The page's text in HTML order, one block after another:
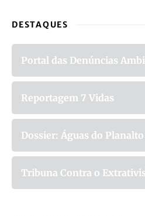
DESTAQUES
Portal das Denúncias
Reportagem 7 Vidas
Dossier: Águas do Planalto
Tribuna Contra o